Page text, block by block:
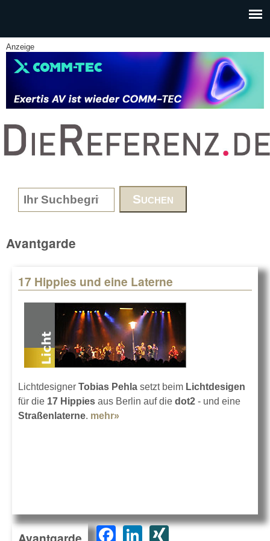
Anzeige
www.DieReferenz.de
Search form
Avantgarde
17 Hippies und eine Laterne
Lichtdesigner Tobias Pehla setzt beim Lichtdesigen
für die 17 Hippies aus Berlin auf die dot2 - und eine
Straßenlaterne. mehr»
F
Li XI